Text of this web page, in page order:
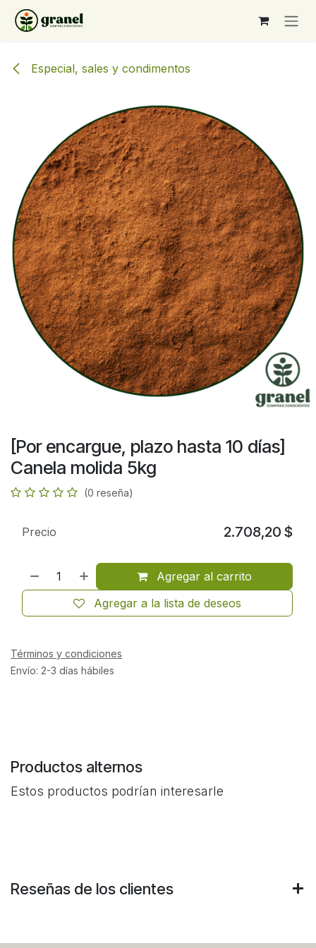
Ir al contenido
Especial, sales y condimentos
[Por encargue, plazo hasta 10 días]
Canela molida 5kg
(0 reseña)
Agregar al carrito
Agregar a la lista de deseos
Precio 2.708,20 $
Términos y condiciones
Envío: 2-3 días hábiles
Productos alternos
Estos productos podrían interesarle
Reseñas de los clientes